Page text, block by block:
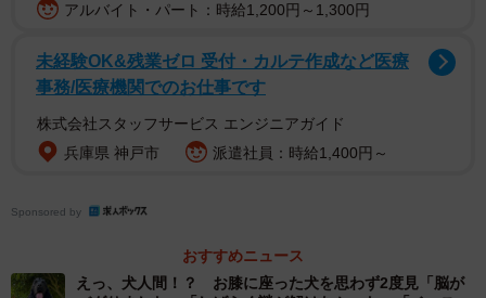
アルバイト・パート：時給1,200円～1,300円
未経験OK&残業ゼロ 受付・カルテ作成など医療
事務/医療機関でのお仕事です
株式会社スタッフサービス エンジニアガイド
兵庫県 神戸市
派遣社員：時給1,400円～
Sponsored by
おすすめニュース
えっ、犬人間！？ お膝に座った犬を思わず2度見「脳が